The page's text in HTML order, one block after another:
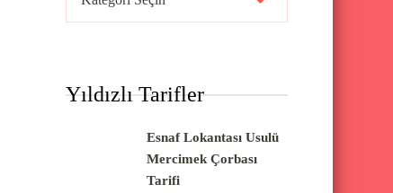
r
Yıldızlı Tarifler
Esnaf Lokantası Usulü
Mercimek Çorbası
Tarifi